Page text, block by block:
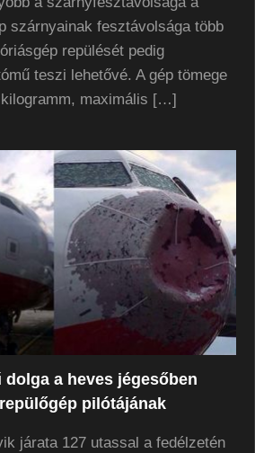
szárnyainak fesztávolsága több
repülését pedig
teszi lehetővé. A gép tömege
maximális […]
a heves jégesőben
pilótájának
járata 127 utassal a fedélzetén